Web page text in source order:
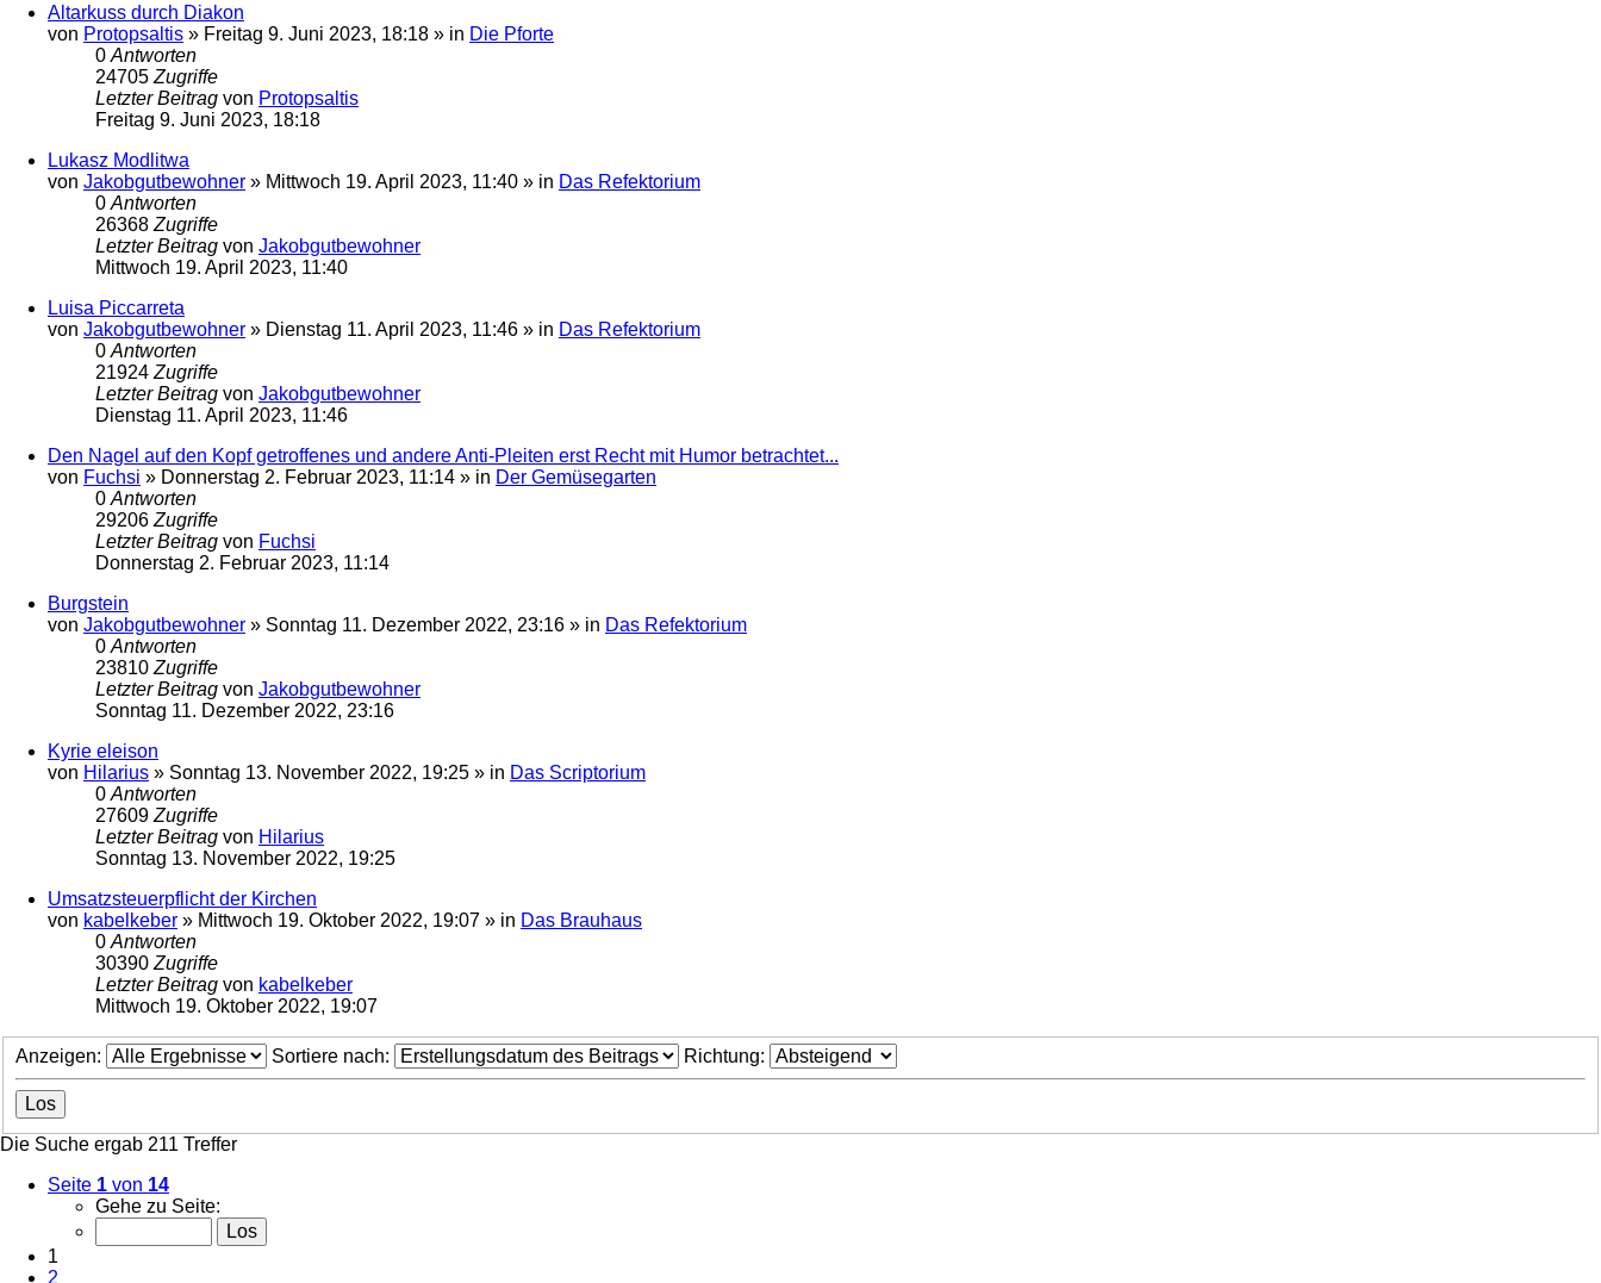
Altarkuss durch Diakon
von Protopsaltis » Freitag 9. Juni 2023, 18:18 » in Die Pforte
0 Antworten
24705 Zugriffe
Letzter Beitrag von Protopsaltis
Freitag 9. Juni 2023, 18:18
Lukasz Modlitwa
von Jakobgutbewohner » Mittwoch 19. April 2023, 11:40 » in Das Refektorium
0 Antworten
26368 Zugriffe
Letzter Beitrag von Jakobgutbewohner
Mittwoch 19. April 2023, 11:40
Luisa Piccarreta
von Jakobgutbewohner » Dienstag 11. April 2023, 11:46 » in Das Refektorium
0 Antworten
21924 Zugriffe
Letzter Beitrag von Jakobgutbewohner
Dienstag 11. April 2023, 11:46
Den Nagel auf den Kopf getroffenes und andere Anti-Pleiten erst Recht mit Humor betrachtet...
von Fuchsi » Donnerstag 2. Februar 2023, 11:14 » in Der Gemüsegarten
0 Antworten
29206 Zugriffe
Letzter Beitrag von Fuchsi
Donnerstag 2. Februar 2023, 11:14
Burgstein
von Jakobgutbewohner » Sonntag 11. Dezember 2022, 23:16 » in Das Refektorium
0 Antworten
23810 Zugriffe
Letzter Beitrag von Jakobgutbewohner
Sonntag 11. Dezember 2022, 23:16
Kyrie eleison
von Hilarius » Sonntag 13. November 2022, 19:25 » in Das Scriptorium
0 Antworten
27609 Zugriffe
Letzter Beitrag von Hilarius
Sonntag 13. November 2022, 19:25
Umsatzsteuerpflicht der Kirchen
von kabelkeber » Mittwoch 19. Oktober 2022, 19:07 » in Das Brauhaus
0 Antworten
30390 Zugriffe
Letzter Beitrag von kabelkeber
Mittwoch 19. Oktober 2022, 19:07
Anzeigen: Sortiere nach: Richtung:
Die Suche ergab 211 Treffer
Seite 1 von 14
Gehe zu Seite:
1
2